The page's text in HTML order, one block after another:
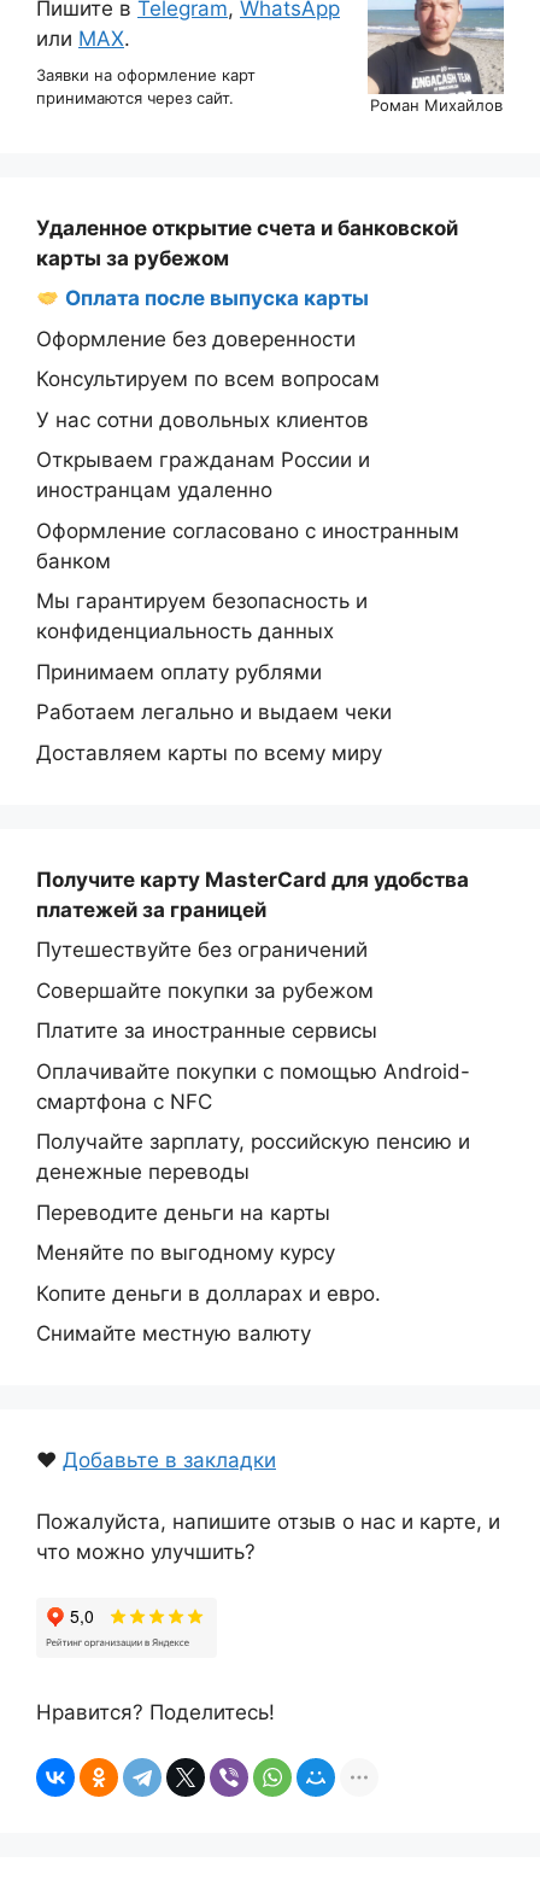
Пишите в Telegram, WhatsApp
или MAX.
Заявки на оформление карт
принимаются через сайт.
Роман Михайлов
Удаленное открытие счета и банковской
карты за рубежом
Оплата после выпуска карты
Оформление без доверенности
Консультируем по всем вопросам
У нас сотни довольных клиентов
Открываем гражданам России и
иностранцам удаленно
Оформление согласовано с иностранным
банком
Мы гарантируем безопасность и
конфиденциальность данных
Принимаем оплату рублями
Работаем легально и выдаем чеки
Доставляем карты по всему миру
Получите карту MasterCard для удобства
платежей за границей
Путешествуйте без ограничений
Совершайте покупки за рубежом
Платите за иностранные сервисы
Оплачивайте покупки с помощью Android-
смартфона с NFC
Получайте зарплату, российскую пенсию и
денежные переводы
Переводите деньги на карты
Меняйте по выгодному курсу
Копите деньги в долларах и евро.
Снимайте местную валюту
❤️ Добавьте в закладки
Пожалуйста, напишите отзыв о нас и карте, и
что можно улучшить?
Нравится? Поделитесь!